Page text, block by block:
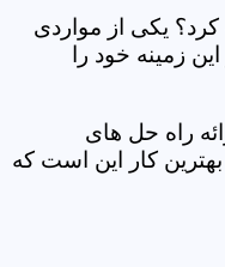
یکی از مواردی
زمینه خود را
راه حل های
کار این است که